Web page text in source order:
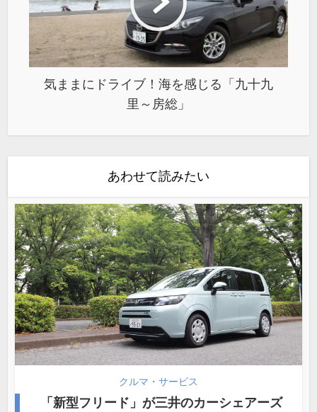
気ままにドライブ！海を感じる「九十九
里～房総」
あわせて読みたい
クルマ・サービス
「新型フリード」が三井のカーシェアーズ